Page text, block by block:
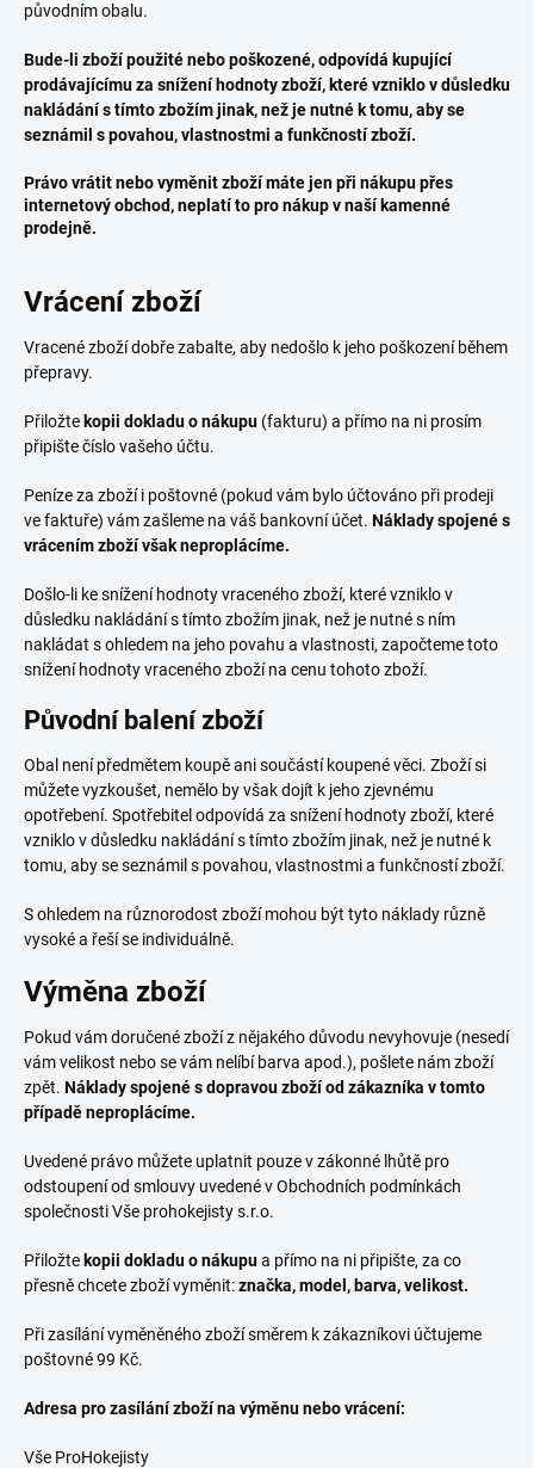
původním obalu.
Bude-li zboží použité nebo poškozené, odpovídá kupující
prodávajícímu za snížení hodnoty zboží, které vzniklo v důsledku
nakládání s tímto zbožím jinak, než je nutné k tomu, aby se
seznámil s povahou, vlastnostmi a funkčností zboží.
Právo vrátit nebo vyměnit zboží máte jen při nákupu přes
internetový obchod, neplatí to pro nákup v naší kamenné
prodejně.
Vrácení zboží
Vracené zboží dobře zabalte, aby nedošlo k jeho poškození během
přepravy.
Přiložte kopii dokladu o nákupu (fakturu) a přímo na ni prosím
připište číslo vašeho účtu.
Peníze za zboží i poštovné (pokud vám bylo účtováno při prodeji
ve faktuře) vám zašleme na váš bankovní účet. Náklady spojené s
vrácením zboží však neproplácíme.
Došlo-li ke snížení hodnoty vraceného zboží, které vzniklo v
důsledku nakládání s tímto zbožím jinak, než je nutné s ním
nakládat s ohledem na jeho povahu a vlastnosti, započteme toto
snížení hodnoty vraceného zboží na cenu tohoto zboží.
Původní balení zboží
Obal není předmětem koupě ani součástí koupené věci. Zboží si
můžete vyzkoušet, nemělo by však dojít k jeho zjevnému
opotřebení. Spotřebitel odpovídá za snížení hodnoty zboží, které
vzniklo v důsledku nakládání s tímto zbožím jinak, než je nutné k
tomu, aby se seznámil s povahou, vlastnostmi a funkčností zboží.
S ohledem na různorodost zboží mohou být tyto náklady různě
vysoké a řeší se individuálně.
Výměna zboží
Pokud vám doručené zboží z nějakého důvodu nevyhovuje (nesedí
vám velikost nebo se vám nelíbí barva apod.), pošlete nám zboží
zpět. Náklady spojené s dopravou zboží od zákazníka v tomto
případě neproplácíme.
Uvedené právo můžete uplatnit pouze v zákonné lhůtě pro
odstoupení od smlouvy uvedené v Obchodních podmínkách
společnosti Vše prohokejisty s.r.o.
Přiložte kopii dokladu o nákupua přímo na ni připište, za co
přesně chcete zboží vyměnit:značka, model, barva, velikost.
Při zasílání vyměněného zboží směrem k zákazníkovi účtujeme
poštovné 99 Kč.
Adresa pro zasílání zboží na výměnu nebo vrácení:
Vše ProHokejisty